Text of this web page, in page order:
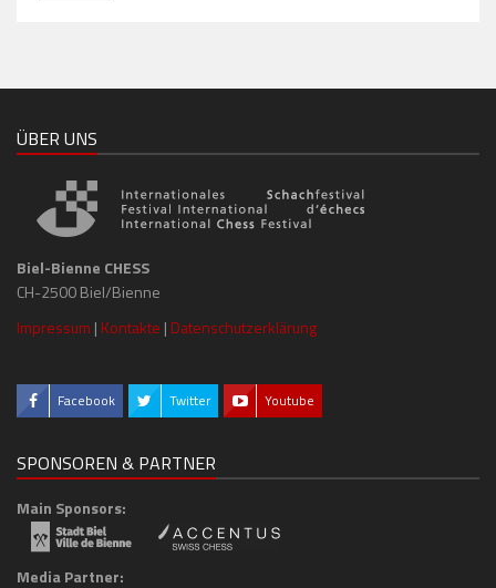
ÜBER UNS
Biel-Bienne CHESS
CH-2500 Biel/Bienne
Impressum | Kontakte | Datenschutzerklärung
Facebook Twitter Youtube
SPONSOREN & PARTNER
Main Sponsors:
Media Partner: